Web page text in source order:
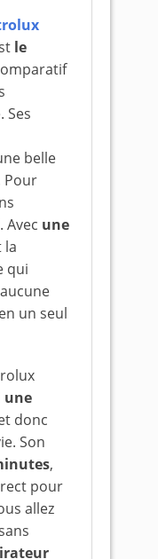
le
Ses
belle
Pour
Avec une
qui
un seul
une
donc
Son
,
pour
allez